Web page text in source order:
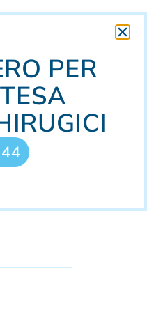
PER